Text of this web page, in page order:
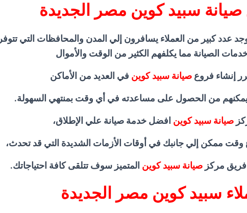
صيانة سبيد كوين مصر الجديدة
عدد كبير من العملاء يسافرون إلي المدن والمحافظات التي تتوفر
الصيانة مما يكلفهم الكثير من الوقت والأموال
إنشاء فروعصيانة سبيد كوين في العديد من الأماكن
من الحصول على مساعدته في أي وقت بمنتهي السهولة.
صيانة سبيد كوين افضل خدمة صيانة علي الإطلاق،
ممكن إلي جانبك في أوقات الأزمات الشديدة التي قد تحدث،
مركز صيانة سبيد كوين المتميز سوف تتلقى كافة احتياجاتك.
سبيد كوين مصر الجديدة